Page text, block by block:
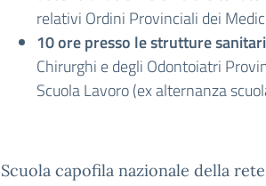
relativi Ordini Provinciali dei
10 ore presso le strutture
Chirurghi e degli Odontoiatri
Scuola Lavoro (ex alternanza
Scuola capofila nazionale della